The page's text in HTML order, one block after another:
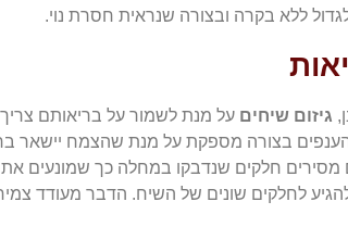
ללא בקרה ובצורה שנראית חסרת נוי.
גיזום שיחים על מנת לשמור על בריאותם
בצורה מספקת על מנת שהצמח יישאר
מסירים חלקים שנדבקו במחלה כך
לחלקים שונים של השיח. הדבר מעודד